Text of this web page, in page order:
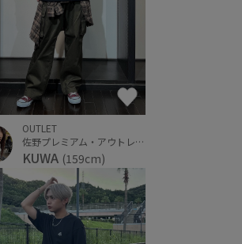
OUTLET
佐野プレミアム・アウトレット
KUWA (159cm)